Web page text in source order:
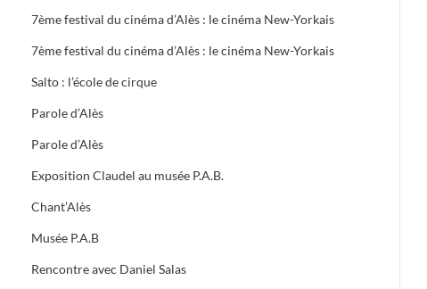
7ème festival du cinéma d’Alès : le cinéma New-Yorkais
7ème festival du cinéma d’Alès : le cinéma New-Yorkais
Salto : l’école de cirque
Parole d’Alès
Parole d’Alès
Exposition Claudel au musée P.A.B.
Chant’Alès
Musée P.A.B
Rencontre avec Daniel Salas